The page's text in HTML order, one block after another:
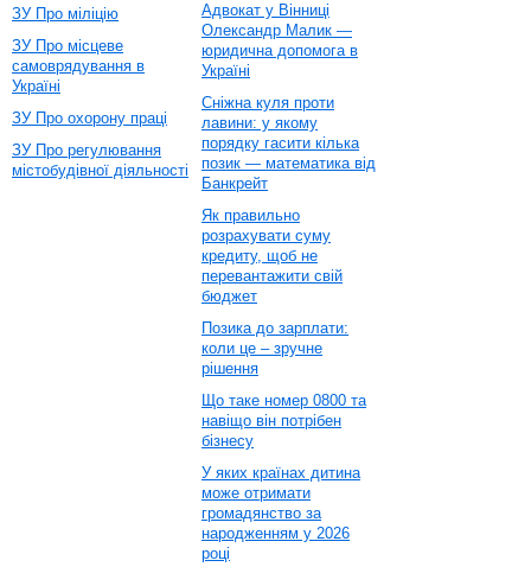
ЗУ Про міліцію
ЗУ Про місцеве
самоврядування в
Україні
ЗУ Про охорону праці
ЗУ Про регулювання
містобудівної діяльності
Адвокат у Вінниці
Олександр Малик —
юридична допомога в
Україні
Сніжна куля проти
лавини: у якому
порядку гасити кілька
позик — математика від
Банкрейт
Як правильно
розрахувати суму
кредиту, щоб не
перевантажити свій
бюджет
Позика до зарплати:
коли це – зручне
рішення
Що таке номер 0800 та
навіщо він потрібен
бізнесу
У яких країнах дитина
може отримати
громадянство за
народженням у 2026
році